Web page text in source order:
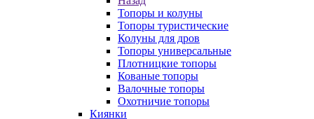
Топоры и колуны
Топоры туристические
Колуны для дров
Топоры универсальные
Плотницкие топоры
Кованые топоры
Валочные топоры
Охотничие топоры
Киянки